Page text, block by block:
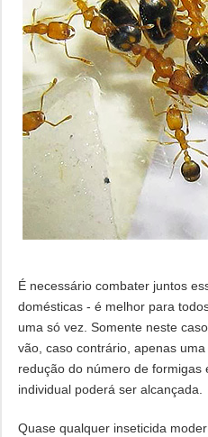
É necessário combater juntos
domésticas - é melhor para
uma só vez. Somente neste
vão, caso contrário, apenas
redução do número de formigas
individual poderá ser alcançada.
Quase qualquer inseticida